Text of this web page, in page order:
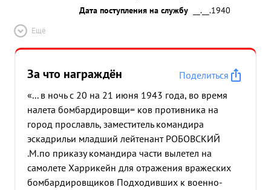
Дата поступления на службу
__.__.1940
Ещё
За что награждён
Поделиться
«... в ночь с 20 на 21 июня 1943 года, во время
налета бомбардировщи= ков противника на
город прославль, заместитель командира
эскадрильи младший лейтенант РОБОВСКИЙ
.М.по приказу командира части вылетел на
самолете Харрикейн для отражения вражеских
бомбардировщиков Подходивших к военно-